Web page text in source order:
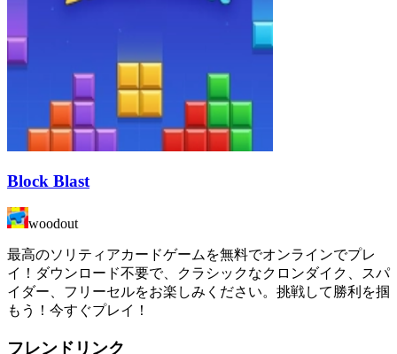
Block Blast
woodout
最高のソリティアカードゲームを無料でオンラインでプレ
イ！ダウンロード不要で、クラシックなクロンダイク、スパ
イダー、フリーセルをお楽しみください。挑戦して勝利を掴
もう！今すぐプレイ！
フレンドリンク